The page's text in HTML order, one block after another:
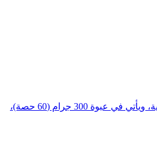
كرياتين تشالنجر 60 سيرف هو مكمل غذائي يحتوي على كرياتين مونوهيدرات نقي، مصمم لزيادة القوة العضلية، وتحسين الأداء الرياضي، والمساعدة في بناء الكتلة العضلية، ويأتي في عبوة 300 جرام (60 حصة)،